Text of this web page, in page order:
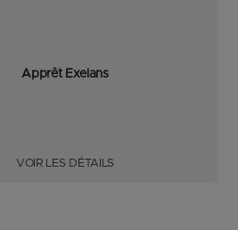
Apprêt Exelans
VOIR LES DÉTAILS